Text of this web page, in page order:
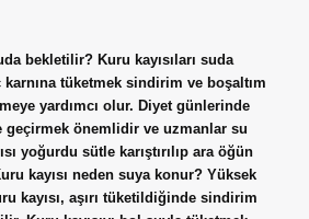
bekletilir? Kuru kayısıları suda
karnına tüketmek sindirim ve boşaltım
yardımcı olur. Diyet günlerinde
geçirmek önemlidir ve uzmanlar su
yoğurdu sütle karıştırılıp ara öğün
kayısı neden suya konur? Yüksek
kayısı, aşırı tüketildiğinde sindirim